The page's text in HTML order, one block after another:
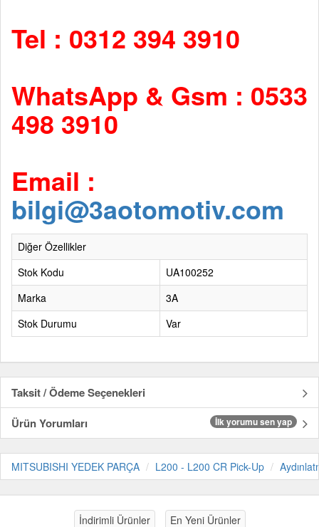
Tel : 0312 394 3910
WhatsApp & Gsm : 0533
498 3910
Email :
bilgi@3aotomotiv.com
Diğer Özellikler
Stok Kodu
UA100252
Marka
3A
Stok Durumu
Var
Taksit / Ödeme Seçenekleri
Ürün Yorumları
İlk yorumu sen yap
MITSUBISHI YEDEK PARÇA L200 - L200 CR Pick-Up
İndirimli Ürünler En Yeni Ürünler